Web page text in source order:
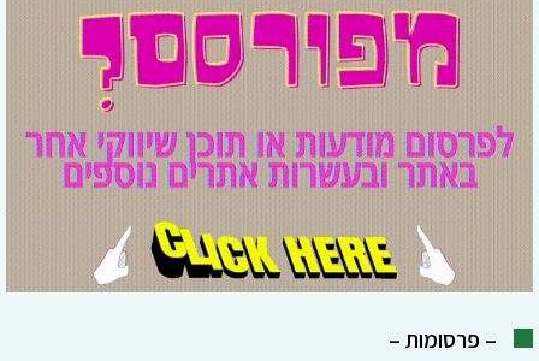
– פרסומות –